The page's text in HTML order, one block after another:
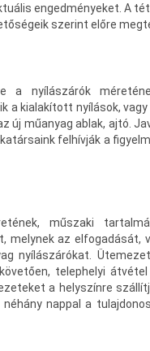
engedményeket. A
szerint előre
a nyílászárók
a kialakított nyílások,
új műanyag ablak, ajtó.
felhívják a
műszaki
melynek az
nyílászárókat.
telephelyi
a helyszínre
nappal a